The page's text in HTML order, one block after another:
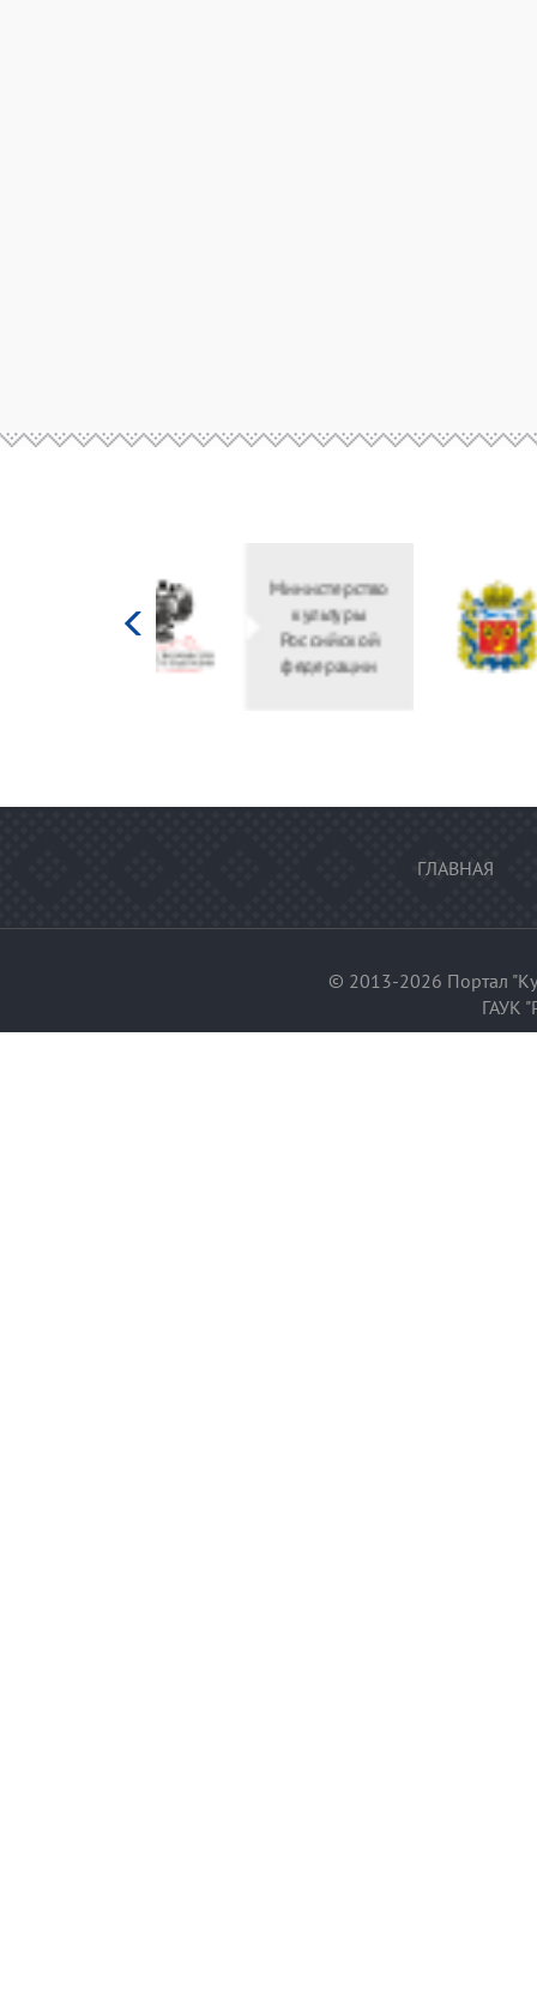
Министерство
Российской
федерации
ГЛАВНАЯ
© 2013-2026 Портал
ГАУК